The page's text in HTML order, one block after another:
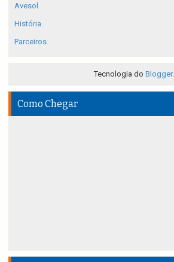
Avesol
História
Parceiros
Tecnologia do Blogger.
Como Chegar